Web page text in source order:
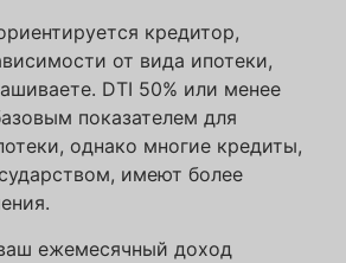
кредитор,
от вида ипотеки,
DTI 50% или менее
показателем для
однако многие кредиты,
имеют более
ежемесячный доход